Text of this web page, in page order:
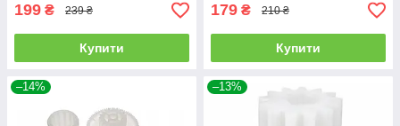
199 ₴ 239 ₴
Купити
179 ₴ 210 ₴
Купити
–14% –13%